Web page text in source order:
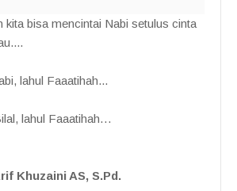
kita bisa mencintai Nabi setulus cinta
lahul Faaatihah...
lahul Faaatihah…
Khuzaini AS, S.Pd.